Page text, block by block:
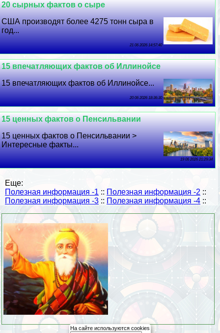
20 сырных фактов о сыре
США производят более 4275 тонн сыра в
год...
21 06 2026 14:57:40
15 впечатляющих фактов об Иллинойсе
15 впечатляющих фактов об Иллинойсе...
20 06 2026 18:36:30
15 ценных фактов о Пенсильвании
15 ценных фактов о Пенсильвании >
Интересные факты...
19 06 2026 21:29:34
Еще:
Полезная информация -1 :: Полезная информация -2 ::
Полезная информация -3 :: Полезная информация -4 ::
На сайте используются cookies